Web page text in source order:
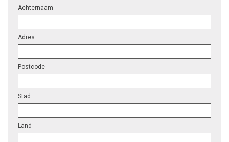
Achternaam
Adres
Postcode
Stad
Land